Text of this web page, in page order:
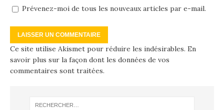
Prévenez-moi de tous les nouveaux articles par e-mail.
Ce site utilise Akismet pour réduire les indésirables. En
savoir plus sur la façon dont les données de vos
commentaires sont traitées.